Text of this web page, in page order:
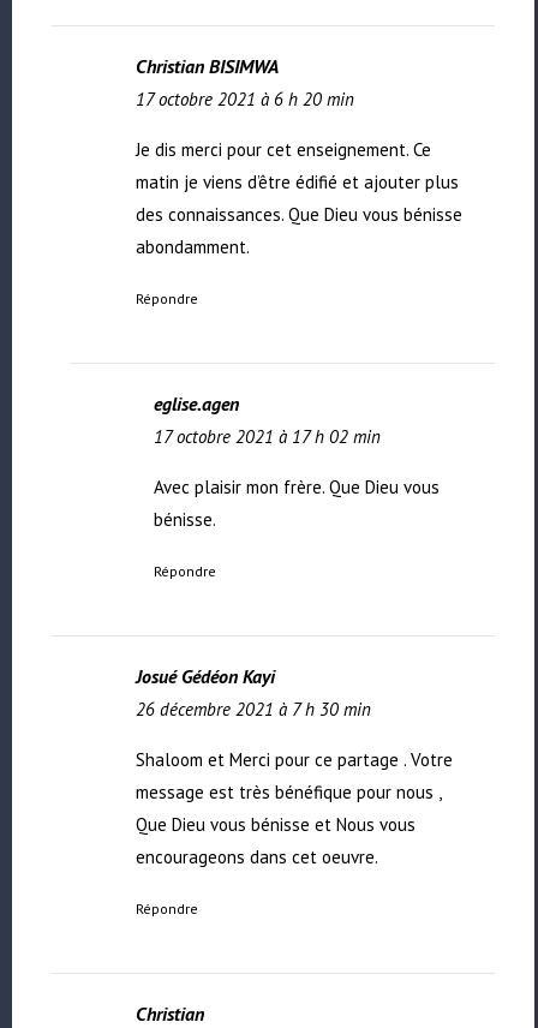
Christian BISIMWA
17 octobre 2021 à 6 h 20 min
Je dis merci pour cet enseignement. Ce
matin je viens d’être édifié et ajouter plus
des connaissances. Que Dieu vous bénisse
abondamment.
Répondre
eglise.agen
17 octobre 2021 à 17 h 02 min
Avec plaisir mon frère. Que Dieu vous
bénisse.
Répondre
Josué Gédéon Kayi
26 décembre 2021 à 7 h 30 min
Shaloom et Merci pour ce partage . Votre
message est très bénéfique pour nous ,
Que Dieu vous bénisse et Nous vous
encourageons dans cet oeuvre.
Répondre
Christian